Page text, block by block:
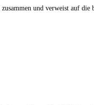
und verweist auf die